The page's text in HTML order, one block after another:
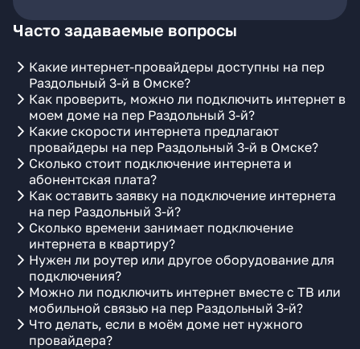
Часто задаваемые вопросы
Какие интернет-провайдеры доступны на пер
Раздольный 3-й в Омске?
Как проверить, можно ли подключить интернет в
моем доме на пер Раздольный 3-й?
Какие скорости интернета предлагают
провайдеры на пер Раздольный 3-й в Омске?
Сколько стоит подключение интернета и
абонентская плата?
Как оставить заявку на подключение интернета
на пер Раздольный 3-й?
Сколько времени занимает подключение
интернета в квартиру?
Нужен ли роутер или другое оборудование для
подключения?
Можно ли подключить интернет вместе с ТВ или
мобильной связью на пер Раздольный 3-й?
Что делать, если в моём доме нет нужного
провайдера?